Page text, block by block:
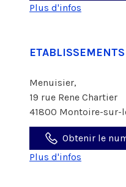
Plus d'infos
Menuisier,
19 rue Rene Chartier
41800 Montoire-sur-
Obtenir le
Plus d'infos